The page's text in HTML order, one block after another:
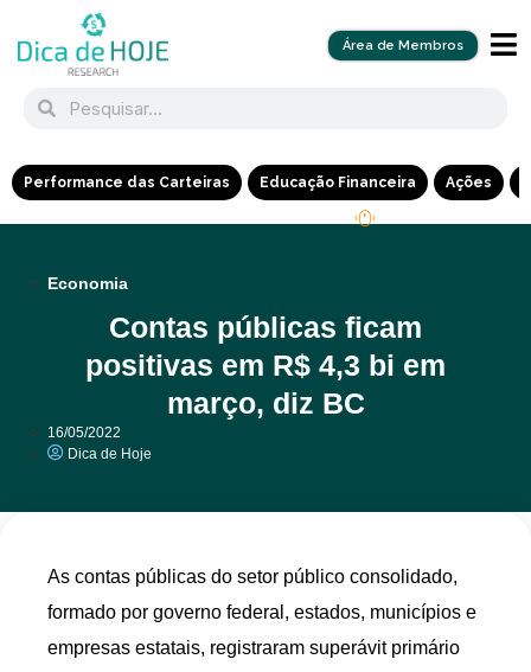
Área de Membros
Performance das Carteiras Educação Financeira Ações
Economia
Contas públicas ficam
positivas em R$ 4,3 bi em
março, diz BC
16/05/2022
Dica de Hoje
As contas públicas do setor público consolidado,
formado por governo federal, estados, municípios e
empresas estatais, registraram superávit primário